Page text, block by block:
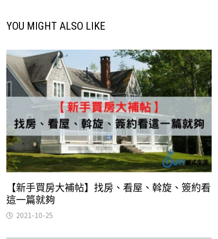
YOU MIGHT ALSO LIKE
【新手買房大補帖】找房、看屋、斡旋、簽約看
這一篇就夠
2021-10-25